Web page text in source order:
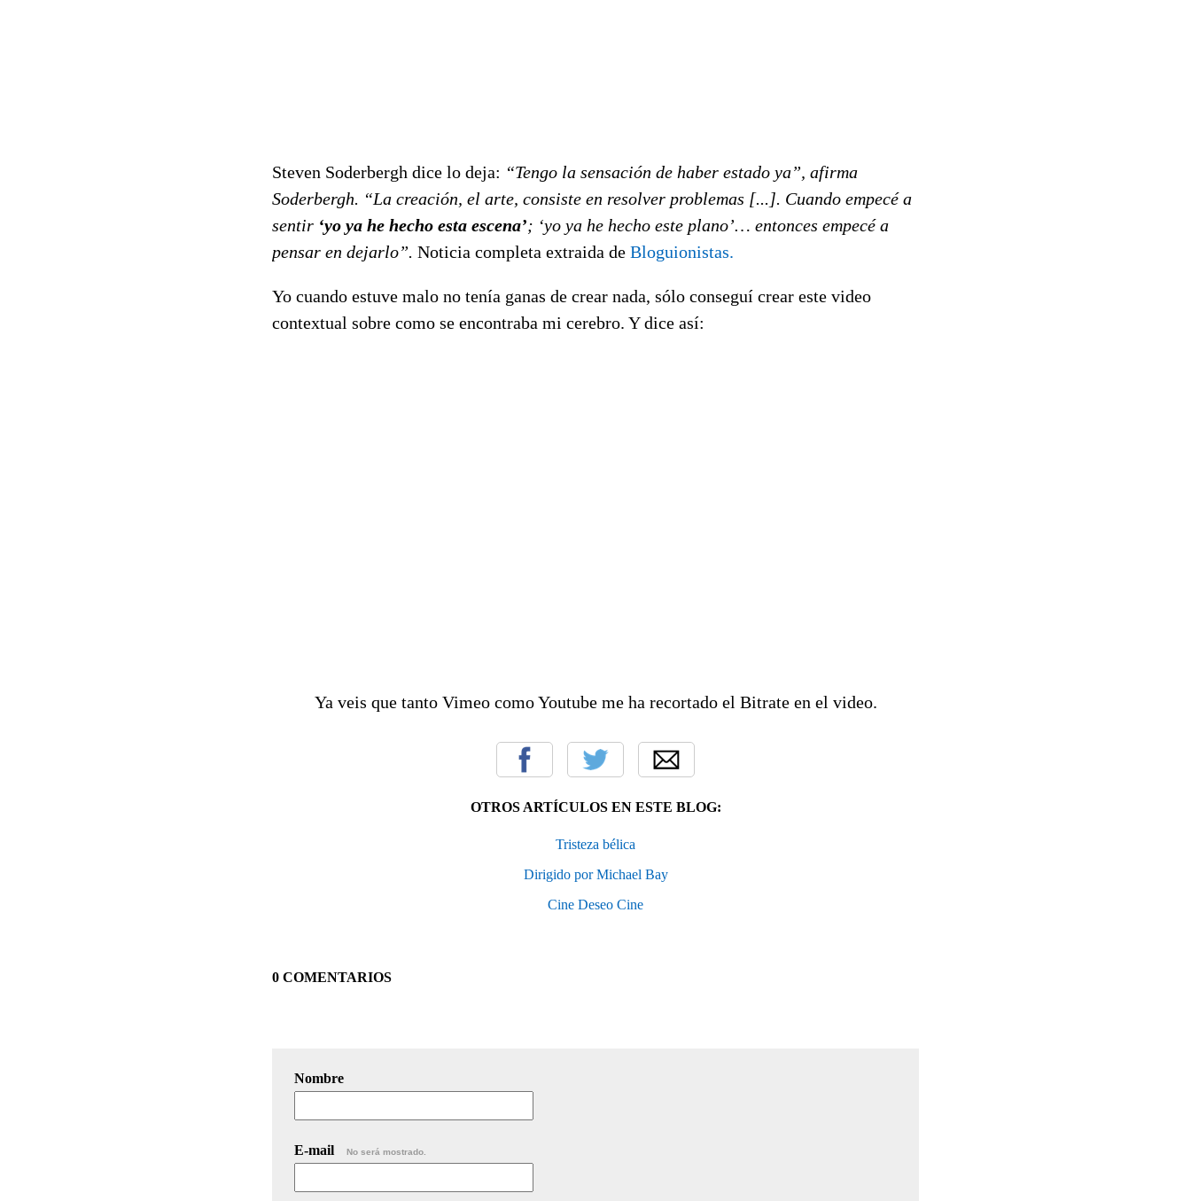
Steven Soderbergh dice lo deja: “Tengo la sensación de haber estado ya”, afirma
Soderbergh. “La creación, el arte, consiste en resolver problemas [...]. Cuando empecé a
sentir ‘yo ya he hecho esta escena’; ‘yo ya he hecho este plano’… entonces empecé a
pensar en dejarlo”. Noticia completa extraida de Bloguionistas.
Yo cuando estuve malo no tenía ganas de crear nada, sólo conseguí crear este video
contextual sobre como se encontraba mi cerebro. Y dice así:
Ya veis que tanto Vimeo como Youtube me ha recortado el Bitrate en el video.
OTROS ARTÍCULOS EN ESTE BLOG:
Tristeza bélica
Dirigido por Michael Bay
Cine Deseo Cine
0 COMENTARIOS
Nombre
E-mail No será mostrado.